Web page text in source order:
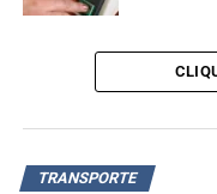
TRANSPORTE